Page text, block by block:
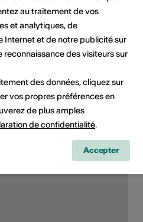
d'événement
au traitement de vos
et analytiques, de
Internet et de notre publicité sur
reconnaissance des visiteurs sur
des données, cliquez sur
vos propres préférences en
de plus amples
de confidentialité.
Accepter